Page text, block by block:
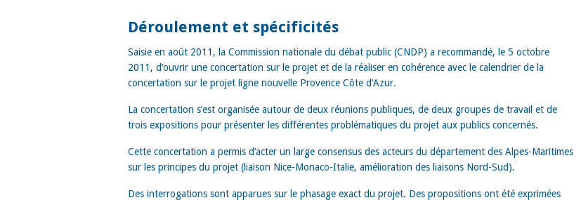
Déroulement et spécificités
Saisie en août 2011, la Commission nationale du débat public (CNDP) a recommandé, le 5 octobre
2011, d’ouvrir une concertation sur le projet et de la réaliser en cohérence avec le calendrier de la
concertation sur le projet ligne nouvelle Provence Côte d’Azur.
La concertation s’est organisée autour de deux réunions publiques, de deux groupes de travail et de
trois expositions pour présenter les différentes problématiques du projet aux publics concernés.
Cette concertation a permis d’acter un large consensus des acteurs du département des Alpes-Maritimes
sur les principes du projet (liaison Nice-Monaco-Italie, amélioration des liaisons Nord-Sud).
Des interrogations sont apparues sur le phasage exact du projet. Des propositions ont été exprimées